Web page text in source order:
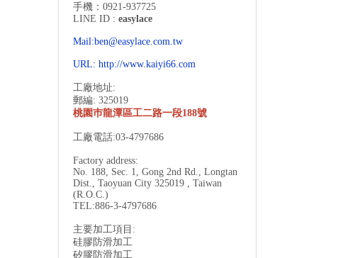
手機：0921-937725
LINE ID : easylace
Mail:ben@easylace.com.tw
URL: http://www.kaiyi66.com
工廠地址:
郵編: 325019
桃園巿龍潭區工二路一段188號
工廠電話:03-4797686
Factory address:
No. 188, Sec. 1, Gong 2nd Rd., Longtan
Dist., Taoyuan City 325019 , Taiwan
(R.O.C.)
TEL:886-3-4797686
主要加工項目:
硅膠防滑加工
矽膠防滑加工